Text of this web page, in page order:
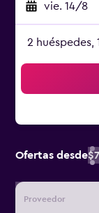
vie. 14/8
2 huéspedes,
Ofertas desde
Proveedor